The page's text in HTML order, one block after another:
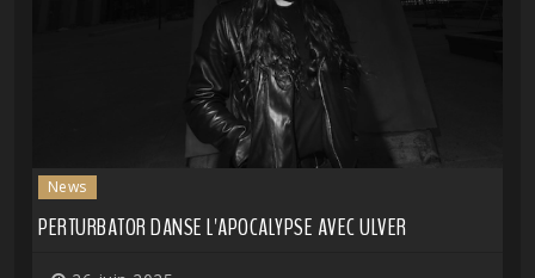
News
PERTURBATOR DANSE L'APOCALYPSE AVEC ULVER